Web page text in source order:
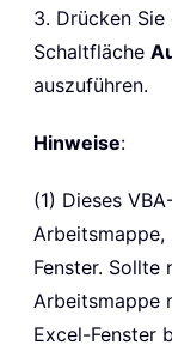
3. Drücken Sie
Schaltfläche
auszuführen.
Hinweise:
(1) Dieses
Fenster. Sollte
Arbeitsmappe
Excel-Fenster